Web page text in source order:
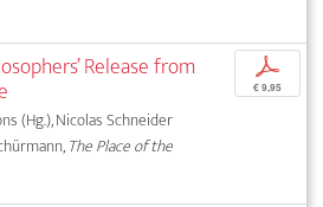
Release from
(Hg.), Nicolas Schneider
The Place of the
p
€ 9,95